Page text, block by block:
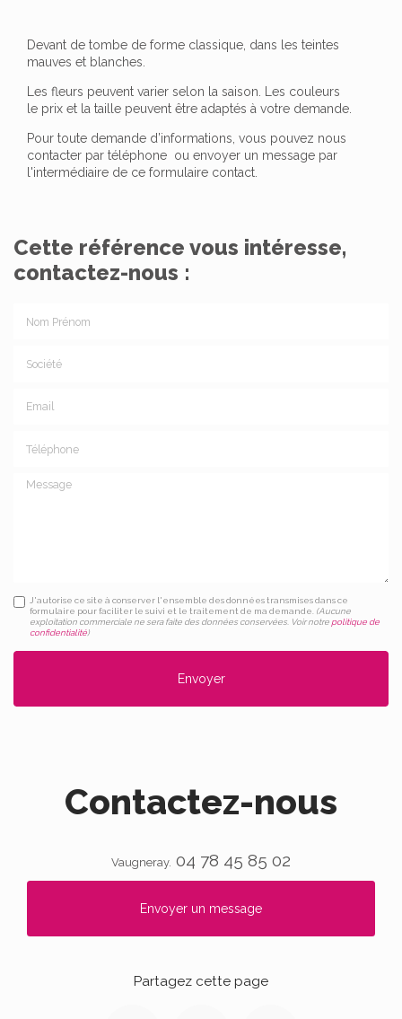
Devant de tombe de forme classique, dans les teintes
mauves et blanches.
Les fleurs peuvent varier selon la saison. Les couleurs
le prix et la taille peuvent être adaptés à votre demande.
Pour toute demande d’informations, vous pouvez nous
contacter par téléphone ou envoyer un message par
l'intermédiaire de ce formulaire contact.
Cette référence vous intéresse,
contactez-nous :
Message
J'autorise ce site à conserver l'ensemble des données transmises dans ce
formulaire pour faciliter le suivi et le traitement de ma demande. (Aucune
exploitation commerciale ne sera faite des données conservées. Voir notre politique de
confidentialité)
Contactez-nous
Vaugneray. 04 78 45 85 02
Envoyer un message
Partagez cette page